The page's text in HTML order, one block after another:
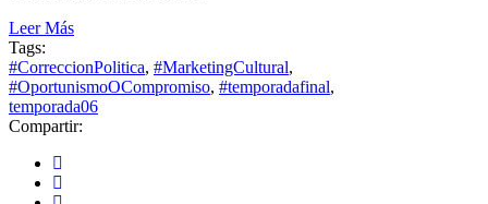
Leer Más
Tags:
#CorreccionPolitica, #MarketingCultural,
#OportunismoOCompromiso, #temporadafinal,
temporada06
Compartir: